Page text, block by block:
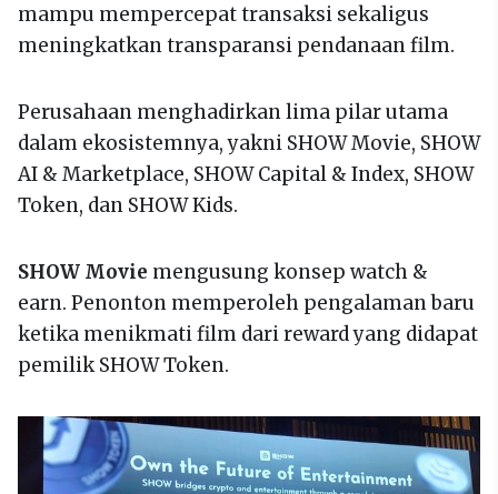
mampu mempercepat transaksi sekaligus
meningkatkan transparansi pendanaan film.
Perusahaan menghadirkan lima pilar utama
dalam ekosistemnya, yakni SHOW Movie, SHOW
AI & Marketplace, SHOW Capital & Index, SHOW
Token, dan SHOW Kids.
SHOW Movie mengusung konsep watch &
earn. Penonton memperoleh pengalaman baru
ketika menikmati film dari reward yang didapat
pemilik SHOW Token.